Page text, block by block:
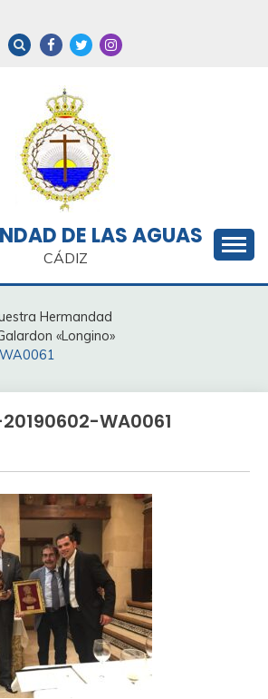
DE LAS AGUAS
CÁDIZ
Hermandad
«Longino»
WA0061